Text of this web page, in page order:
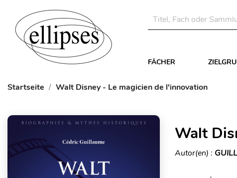
FÄCHER
Startseite Walt Disney - Le magicien de l'innovation
Walt
Autor(en) :